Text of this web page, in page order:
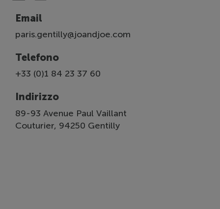
Email
paris.gentilly@joandjoe.com
Telefono
+33 (0)1 84 23 37 60
Indirizzo
89-93 Avenue Paul Vaillant
Couturier, 94250 Gentilly